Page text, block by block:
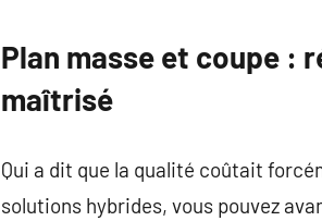
Plan masse et coupe :
maîtrisé
Qui a dit que la qualité coûtait
solutions hybrides, vous pouvez